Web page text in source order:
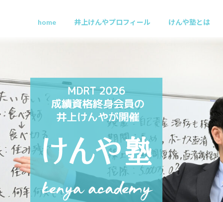
home 井上けんやプロフィール けんや塾とは